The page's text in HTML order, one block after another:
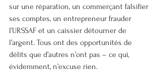
sur une réparation, un commerçant falsifier
ses comptes, un entrepreneur frauder
l’URSSAF et un caissier détourner de
l’argent. Tous ont des opportunités de
délits que d’autres n’ont pas – ce qui,
évidemment, n’excuse rien.